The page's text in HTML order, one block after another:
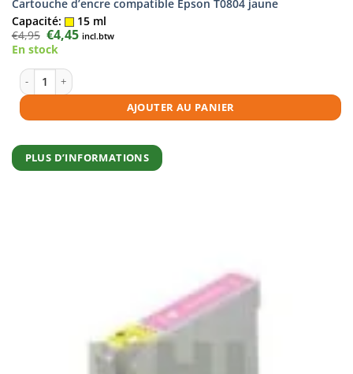
Cartouche d’encre compatible Epson T0804 jaune
Capacité:
15 ml
€4,95 Le
prix
initial
€4,95.
€4,45Le
prix
incl.btw
En stock
quantité de Cartouche d'encre compatible Epson T0804 jaune
AJOUTER AU PANIER
PLUS D’INFORMATIONS